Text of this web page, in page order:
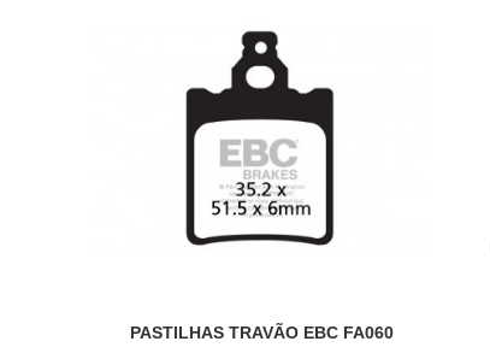
ADICIONAR
PASTILHAS TRAVÃO EBC FA060